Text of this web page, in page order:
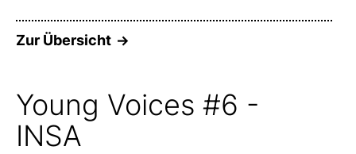
Zur Übersicht
Young Voices #6 -
INSA